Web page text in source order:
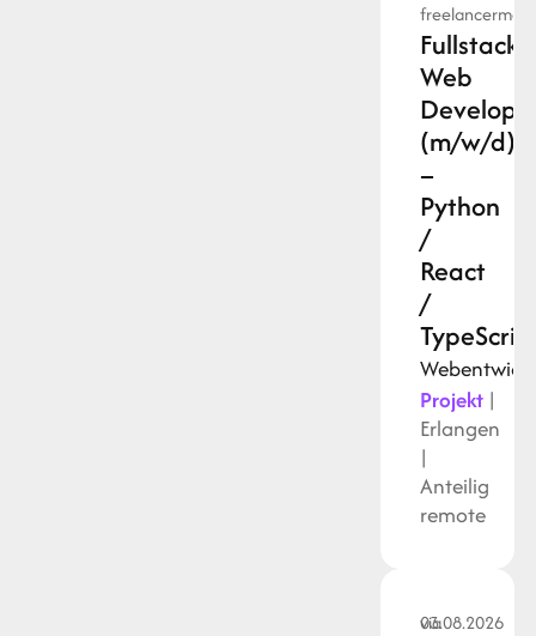
freelancermap
Fullstack
Web
(m/w/d)
–
Python
/
React
/
Projekt|
Erlangen
|
Anteilig
remote
via
03.08.2026